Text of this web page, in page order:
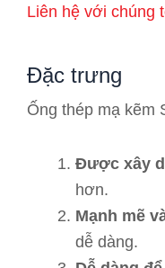
Liên hệ với chúng
Đặc trưng
Ống thép mạ kẽm
Được xây
hơn.
Mạnh mẽ
dễ dàng.